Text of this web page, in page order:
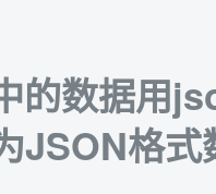
的数据用
JSON格式